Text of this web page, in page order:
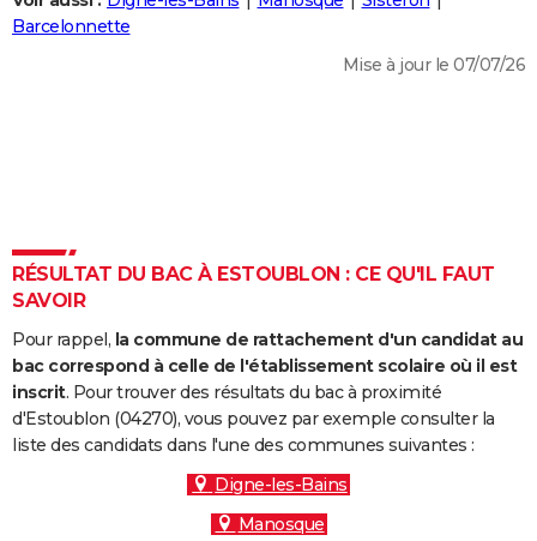
Destinations
City break
Voyage nature
Voyage de noces
Forum
Climat
+
PHOTO
Dictionnaire
Biographies
Citations
Expressions
Proverbes
PROGRAMME TV
S'inscrire
Se connecter
Lycées
Collèges
Primaires
Universités
Entreprises
Service militaire
Avis de recherche
AVIS DE DÉCÈS
FORUM
Barcelonnette
Mise à jour le 07/07/26
RÉSULTAT DU BAC À ESTOUBLON : CE QU'IL FAUT
SAVOIR
Pour rappel, la commune de rattachement d'un candidat au
bac correspond à celle de l'établissement scolaire où il est
inscrit. Pour trouver des résultats du bac à proximité
d'Estoublon (04270), vous pouvez par exemple consulter la
liste des candidats dans l'une des communes suivantes :
Digne-les-Bains
Manosque